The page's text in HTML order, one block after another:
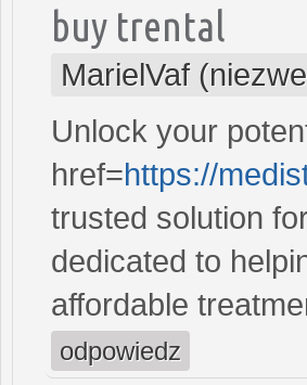
buy trental
MarielVaf
Unlock your
href=https://
trusted solution
dedicated to
affordable
odpowiedz